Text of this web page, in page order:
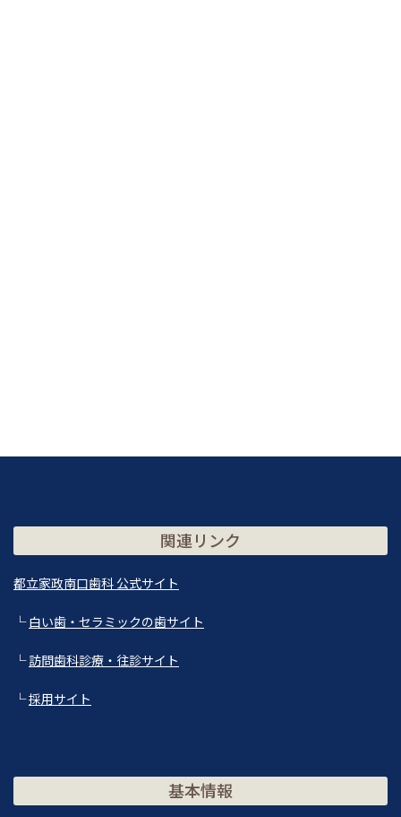
関連リンク
都立家政南口歯科 公式サイト
└白い歯・セラミックの歯サイト
└訪問歯科診療・往診サイト
└採用サイト
基本情報